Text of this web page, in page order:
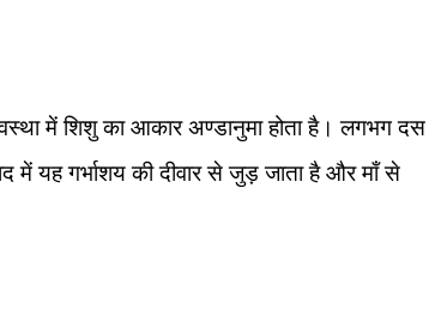
में शिशु का आकार अण्डानुमा होता है। लगभग दस
में यह गर्भाशय की दीवार से जुड़ जाता है और माँ से